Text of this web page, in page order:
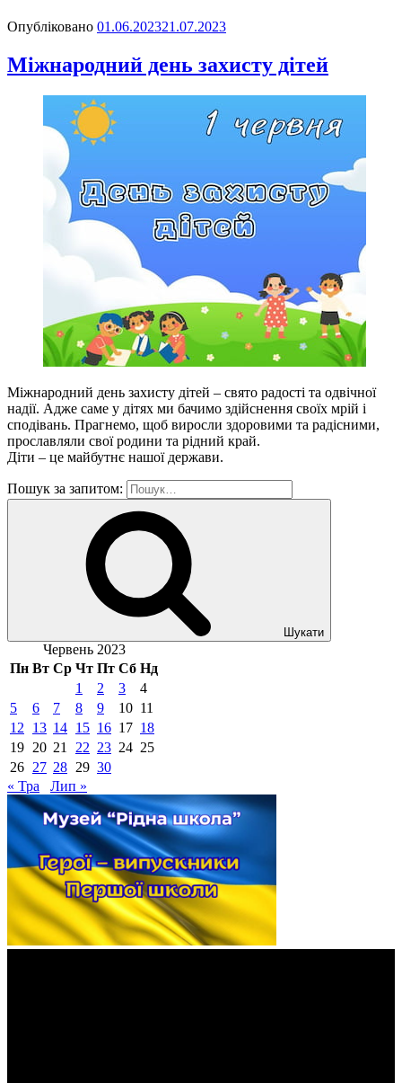
Опубліковано 01.06.202321.07.2023
Міжнародний день захисту дітей
Міжнародний день захисту дітей – свято радості та одвічної
надії. Адже саме у дітях ми бачимо здійснення своїх мрій і
сподівань. Прагнемо, щоб виросли здоровими та радісними,
прославляли свої родини та рідний край.
Діти – це майбутнє нашої держави.
Пошук за запитом:
Шукати
Червень 2023
Пн Вт Ср Чт Пт Сб Нд
1
2 3
4
5
6 7 8 9 10 11
12
13 14 15 16 17 18
19 20 21 22 23 24 25
26 27 28 29 30
« Тра
Лип »